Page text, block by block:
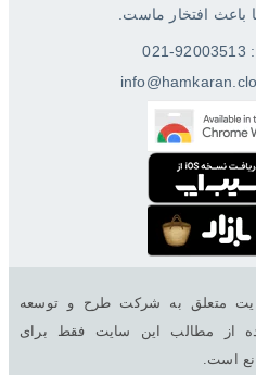
افتخار ماست.
متعلق به شرکت طرح و توسعه
از مطالب این سایت فقط برای
است.